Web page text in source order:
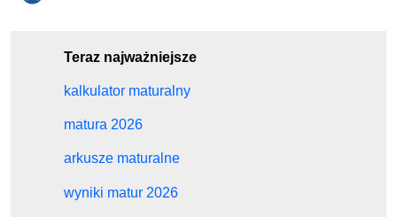
Teraz najważniejsze
kalkulator maturalny
matura 2026
arkusze maturalne
wyniki matur 2026